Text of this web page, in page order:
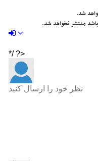
شد.
باشد منتشر نخواهد شد.